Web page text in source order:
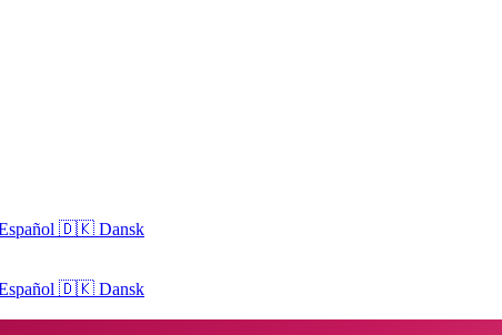
🇩🇰 Dansk
🇩🇰 Dansk